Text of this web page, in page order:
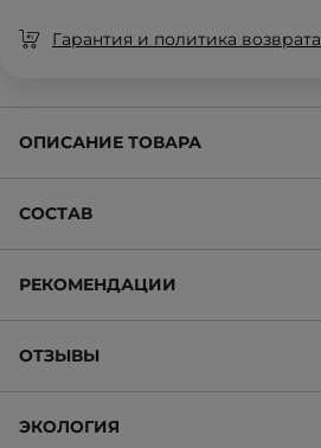
Гарантия и политика возврата
ОПИСАНИЕ ТОВАРА
СОСТАВ
РЕКОМЕНДАЦИИ
ОТЗЫВЫ
ЭКОЛОГИЯ